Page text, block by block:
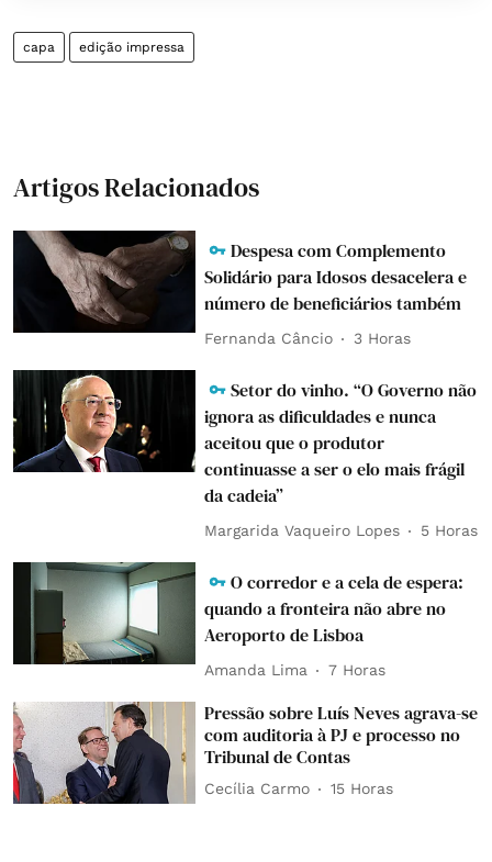
capa edição impressa
Artigos Relacionados
Despesa com Complemento
Solidário para Idosos desacelera e
número de beneficiários também
Fernanda Câncio 3 Horas
Setor do vinho. “O Governo não
ignora as dificuldades e nunca
aceitou que o produtor
continuasse a ser o elo mais frágil
da cadeia”
Margarida Vaqueiro Lopes 5 Horas
O corredor e a cela de espera:
quando a fronteira não abre no
Aeroporto de Lisboa
Amanda Lima 7 Horas
Pressão sobre Luís Neves agrava-se
com auditoria à PJ e processo no
Tribunal de Contas
Cecília Carmo 15 Horas